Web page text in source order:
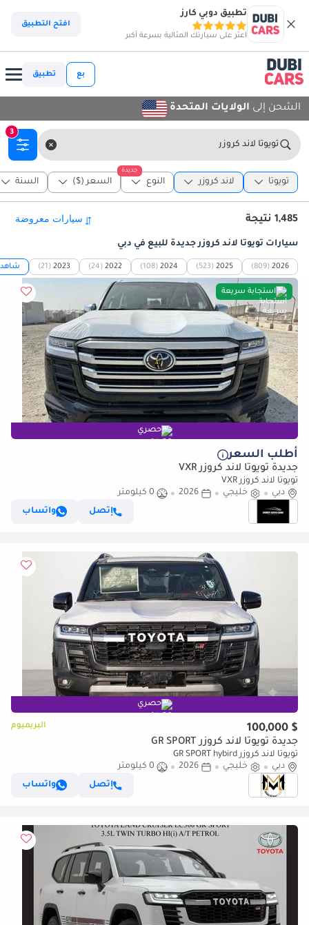
تطبيق دوبي كارز
اعثر على سيارتك المثالية بسرعة أكبر
افتح التطبيق
بع تطبيق
الشحن إلى الولايات المتحدة
تويوتا لاند كروزر
3
تويوتا لاند كروزر
جديدة
النوع السعر ($) السنة
1,485 نتيجة
سيارات تويوتا لاند كروزر جديدة للبيع في دبي
2026
(809)
2025
(523)
2024
(108)
2022
(24)
2023
(21) شاهد
استجابة سريعة
حصري
أطلب السعر
جديدة تويوتا لاند كروزر VXR
تويوتا لاند كروزر VXR
دبي
خليجي 2026
0 كيلومتر
إتصل
واتساب
حصري
$ 100,000 البريميوم
جديدة تويوتا لاند كروزر GR SPORT
تويوتا لاند كروزر GR SPORT hybird
دبي
خليجي 2026
0 كيلومتر
إتصل
واتساب